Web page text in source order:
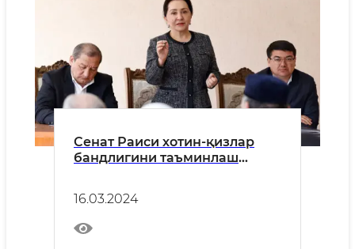
Сенат Раиси хотин-қизлар
бандлигини таъминлаш
туманида бўлди
16.03.2024